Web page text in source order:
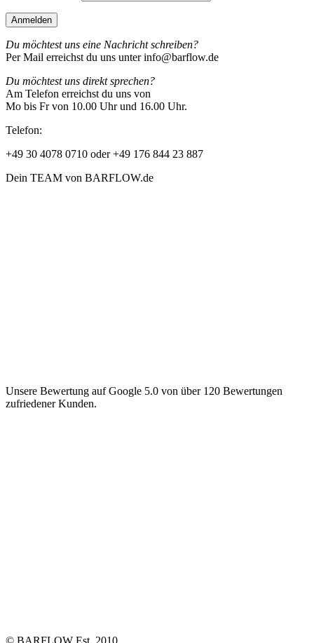
Du möchtest uns eine Nachricht schreiben?
Per Mail erreichst du uns unter info@barflow.de
Du möchtest uns direkt sprechen?
Am Telefon erreichst du uns von
Mo bis Fr von 10.00 Uhr und 16.00 Uhr.
Telefon:
+49 30 4078 0710 oder +49 176 844 23 887
Dein TEAM von BARFLOW.de
Unsere Bewertung auf Google 5.0 von über 120 Bewertungen
zufriedener Kunden.
© BARFLOW Est. 2010